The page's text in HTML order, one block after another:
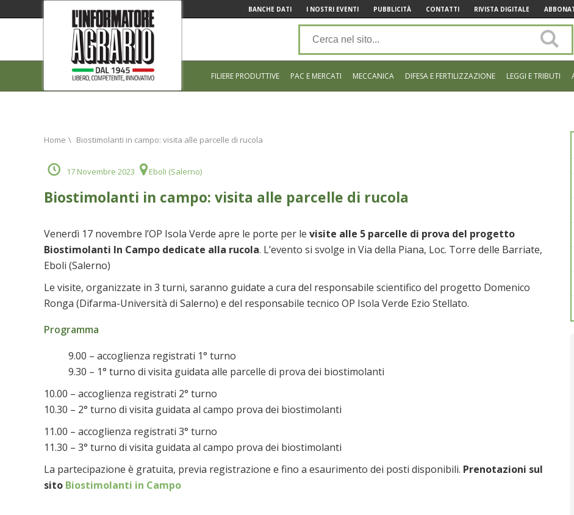
BANCHE DATI I NOSTRI EVENTI PUBBLICITÀ CONTATTI RIVISTA DIGITALE
FILIERE PRODUTTIVE PAC E MERCATI MECCANICA DIFESA E FERTILIZZAZIONE LEGGI E TRIBUTI
Home \ Biostimolanti in campo: visita alle parcelle di rucola
17 Novembre 2023 Eboli (Salerno)
Biostimolanti in campo: visita alle parcelle di rucola
Venerdì 17 novembre l’OP Isola Verde apre le porte per le visite alle 5 parcelle di prova del progetto
Biostimolanti In Campo dedicate alla rucola. L’evento si svolge in Via della Piana, Loc. Torre delle Barriate,
Eboli (Salerno)
Le visite, organizzate in 3 turni, saranno guidate a cura del responsabile scientifico del progetto Domenico
Ronga (Difarma-Università di Salerno) e del responsabile tecnico OP Isola Verde Ezio Stellato.
Programma
9.00 – accoglienza registrati 1° turno
9.30 – 1° turno di visita guidata alle parcelle di prova dei biostimolanti
10.00 – accoglienza registrati 2° turno
10.30 – 2° turno di visita guidata al campo prova dei biostimolanti
11.00 – accoglienza registrati 3° turno
11.30 – 3° turno di visita guidata al campo prova dei biostimolanti
La partecipazione è gratuita, previa registrazione e fino a esaurimento dei posti disponibili. Prenotazioni sul
sito Biostimolanti in Campo